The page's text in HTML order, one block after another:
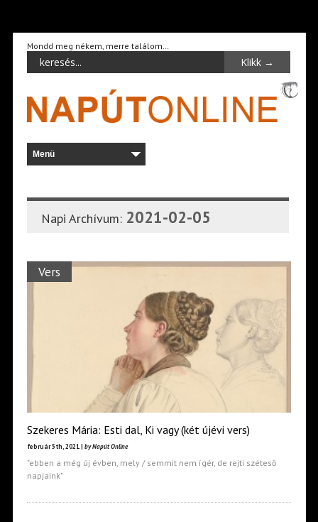
Mondd meg nékem, merre találom…
Napi Archívum: 2021-02-05
Vers
Szekeres Mária: Esti dal, Ki vagy (két újévi vers)
február 5th, 2021 | by Napút Online
"ebben a még új évben, mely / semmit nem ígér, de rejti széteső
napjaink"